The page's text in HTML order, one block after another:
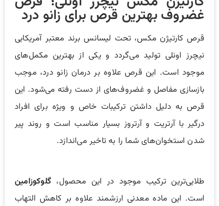
غضروف بهترین قرص برای زانو درد
قرص کارتیژن مکس، تحت لیسانس برند معتبر آمریکایی
نیچرز اونلی تولید می‌گردد و یکی از بهترین مکمل‌های
موجود است. این قرص علاوه بر درمان زانو درد، موجب
بازسازی مفاصل و غضروف‌های از دست رفته می‌شود. این
قرص به دلیل داشتن ترکیبات خاص و ویژه برای افراد
درگیر با آرتریت و آرتروز بسیار مناسب است و روند پیر
شدن استخوان‌های شما را به تاخیر می‌اندازد.
طلایی‌تر‌ین ترکیب موجود در این محصول، گلوکوزامین
است. این ماده معدنی ارزشمند علاوه بر کاهش التهاب